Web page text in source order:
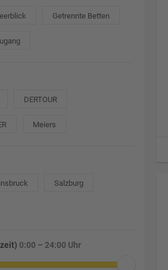
Getrennte Betten
DERTOUR
Meiers
Salzburg
0:00 – 24:00 Uhr